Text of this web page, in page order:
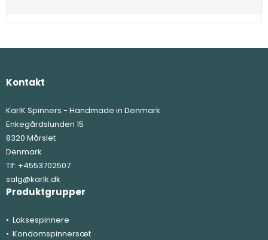
Kontakt
KarlK Spinners - Handmade in Denmark
Enkegårdslunden 15
8320 Mårslet
Denmark
Tlf: +4553702507
salg@karlk.dk
Produktgrupper
Laksespinnere
Kondomspinnersæt